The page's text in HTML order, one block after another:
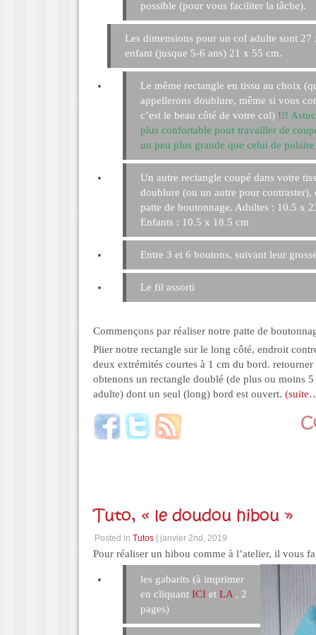
possible (pour vous faciliter la tâche).
Les dimensions pour un col adulte sont
enfant (jusque 5-6 ans) 21 x 55 cm.
Le même rectangle en tissu au choix
appellerons doublure, même si vous
c’est le beau côté de votre col) !!!
plus confortable pour travailler de
un peu plus grande que celui de
Un autre rectangle coupé dans votre
doublure (ou un autre pour contraster),
patte de boutonnage. Adultes : 10.5 x
Enfants : 10.5 x 18.5 cm
Entre 3 et 6 boutons, suivant leur
Le fil assorti
Commençons par réaliser notre patte de
Plier notre rectangle sur le long côté, endroit
deux extrémités courtes à 1 cm du bord. retourner
obtenons un rectangle doublé (de plus ou moins
adulte) dont un seul (long) bord est ouvert.
Tuto, « le doudou hibou »
Posted in Tutos | janvier 2nd, 2019
Pour réaliser un hibou comme à l’atelier, il vous
les gabarits (à imprimer
en cliquant ICI et LA , 2
pages)